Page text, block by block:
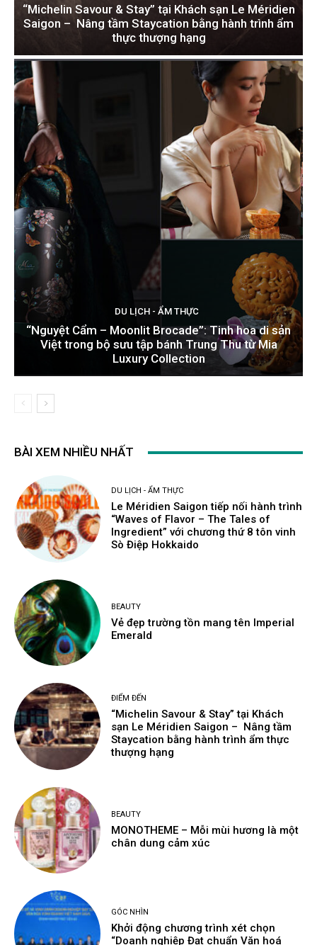
“Michelin Savour & Stay” tại Khách sạn Le Méridien
Saigon – Nâng tầm Staycation bằng hành trình ẩm
thực thượng hạng
DU LỊCH - ẨM THỰC
“Nguyệt Cẩm – Moonlit Brocade”: Tinh hoa di sản
Việt trong bộ sưu tập bánh Trung Thu từ Mia
Luxury Collection
BÀI XEM NHIỀU NHẤT
DU LỊCH - ẨM THỰC
Le Méridien Saigon tiếp nối hành trình
“Waves of Flavor – The Tales of
Ingredient” với chương thứ 8 tôn vinh
Sò Điệp Hokkaido
BEAUTY
Vẻ đẹp trường tồn mang tên Imperial
Emerald
ĐIỂM ĐẾN
“Michelin Savour & Stay” tại Khách
sạn Le Méridien Saigon – Nâng tầm
Staycation bằng hành trình ẩm thực
thượng hạng
BEAUTY
MONOTHEME – Mỗi mùi hương là một
chân dung cảm xúc
GÓC NHÌN
Khởi động chương trình xét chọn
“Doanh nghiệp Đạt chuẩn Văn hoá